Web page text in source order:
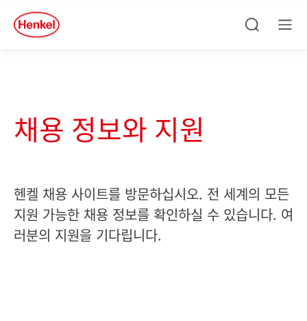
Skip to main content
Skip to footer
quick
search
채용 정보와 지원
헨켈 채용 사이트를 방문하십시오. 전 세계의 모든
지원 가능한 채용 정보를 확인하실 수 있습니다. 여
러분의 지원을 기다립니다.